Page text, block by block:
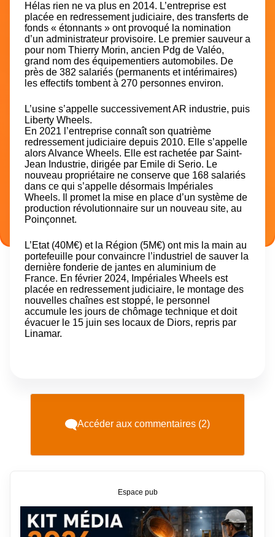
Hélas rien ne va plus en 2014. L’entreprise est
placée en redressement judiciaire, des transferts de
fonds « étonnants » ont provoqué la nomination
d’un administrateur provisoire. Le premier sauveur a
pour nom Thierry Morin, ancien Pdg de Valéo,
grand nom des équipementiers automobiles. De
près de 382 salariés (permanents et intérimaires)
les effectifs tombent à 270 personnes environ.
L’usine s’appelle successivement AR industrie, puis
Liberty Wheels.
En 2021 l’entreprise connaît son quatrième
redressement judiciaire depuis 2010. Elle s’appelle
alors Alvance Wheels. Elle est rachetée par Saint-
Jean Industrie, dirigée par Emile di Serio. Le
nouveau propriétaire ne conserve que 168 salariés
dans ce qui s’appelle désormais Impériales
Wheels. Il promet la mise en place d’un système de
production révolutionnaire sur un nouveau site, au
Poinçonnet.
L’Etat (40M€) et la Région (5M€) ont mis la main au
portefeuille pour convaincre l’industriel de sauver la
dernière fonderie de jantes en aluminium de
France. En février 2024, Impériales Wheels est
placée en redressement judiciaire, le montage des
nouvelles chaînes est stoppé, le personnel
accumule les jours de chômage technique et doit
évacuer le 15 juin ses locaux de Diors, repris par
Linamar.
Accéder aux commentaires (2)
Espace pub